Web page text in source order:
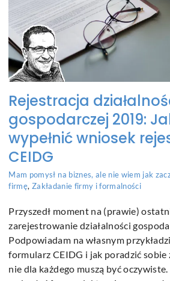
Rejestracja
gospodarczej 2019:
wypełnić wniosek
CEIDG
Mam pomysł na biznes, ale nie wiem jak
firmę, Zakładanie firmy i formalności
Przyszedł moment na (prawie)
zarejestrowanie działalności
Podpowiadam na własnym
formularz CEIDG i jak poradzić
nie dla każdego muszą być oczywiste.